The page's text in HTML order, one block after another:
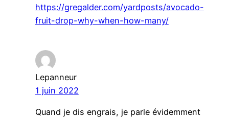
https://gregalder.com/yardposts/avocado-
fruit-drop-why-when-how-many/
Lepanneur
1 juin 2022
Quand je dis engrais, je parle évidemment